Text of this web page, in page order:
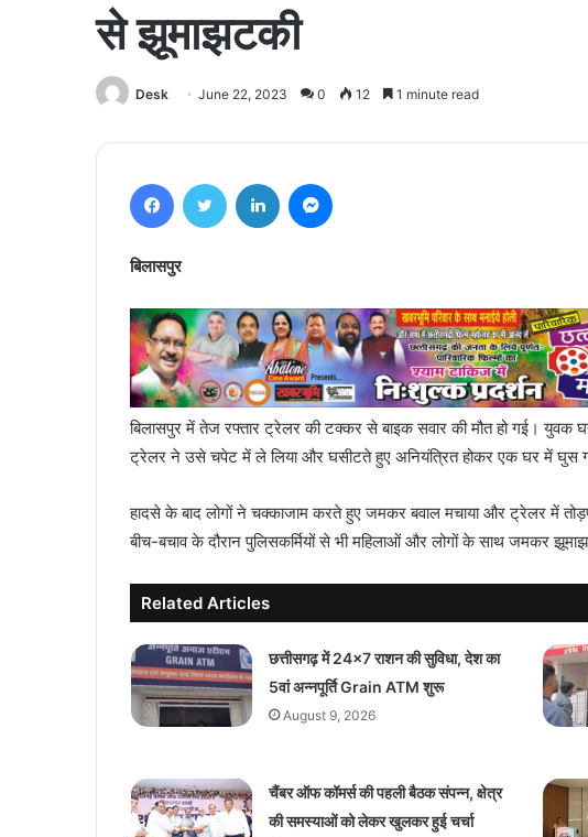
से झूमाझटकी
Desk June 22, 2023 0 12 1 minute read
बिलासपुर
बिलासपुर में तेज रफ्तार ट्रेलर की टक्कर से बाइक सवार की मौत हो गई।
ट्रेलर ने उसे चपेट में ले लिया और घसीटते हुए अनियंत्रित होकर एक घर में घुस
हादसे के बाद लोगों ने चक्काजाम करते हुए जमकर बवाल मचाया और ट्रेलर में
बीच-बचाव के दौरान पुलिसकर्मियों से भी महिलाओं और लोगों के साथ जमकर
Related Articles
छत्तीसगढ़ में 24×7 राशन की सुविधा, देश का
5वां अन्नपूर्ति Grain ATM शुरू
August 9, 2026
चैंबर ऑफ कॉमर्स की पहली बैठक संपन्न, क्षेत्र
की समस्याओं को लेकर खुलकर हुई चर्चा